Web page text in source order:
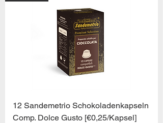
12 Sandemetrio Schokoladenkapseln
Comp. Dolce Gusto [€0,25/Kapsel]